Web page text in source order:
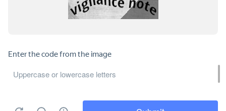
ПРОДУКЦИЯ
Каталог